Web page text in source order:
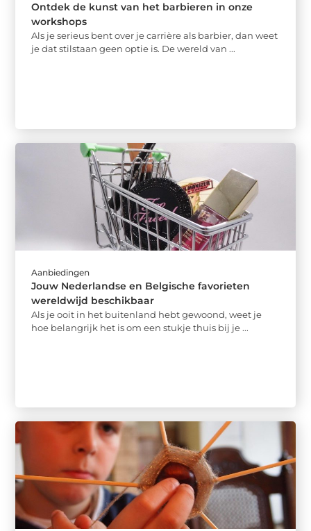
Ontdek de kunst van het barbieren in onze
workshops
Als je serieus bent over je carrière als barbier, dan weet
je dat stilstaan geen optie is. De wereld van ...
Aanbiedingen
Jouw Nederlandse en Belgische favorieten
wereldwijd beschikbaar
Als je ooit in het buitenland hebt gewoond, weet je
hoe belangrijk het is om een stukje thuis bij je ...